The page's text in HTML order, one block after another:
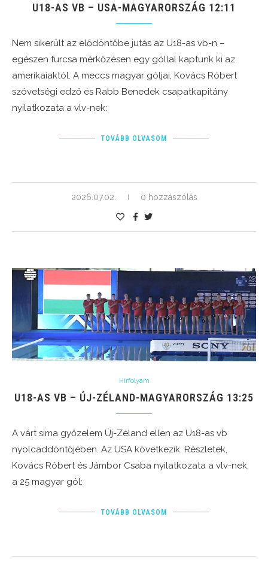
U18-AS VB – USA-MAGYARORSZÁG 12:11
Nem sikerült az elődöntőbe jutás az U18-as vb-n –
egészen furcsa mérkőzésen egy góllal kaptunk ki az
amerikaiaktól. A meccs magyar góljai, Kovács Róbert
szövetségi edző és Rabb Benedek csapatkapitány
nyilatkozata a vlv-nek:
TOVÁBB OLVASOM
2026.07.02. 0 hozzászólás
Hírfolyam
U18-AS VB – ÚJ-ZÉLAND-MAGYARORSZÁG 13:25
A várt sima győzelem Új-Zéland ellen az U18-as vb
nyolcaddöntőjében. Az USA következik. Részletek,
Kovács Róbert és Jámbor Csaba nyilatkozata a vlv-nek,
a 25 magyar gól:
TOVÁBB OLVASOM